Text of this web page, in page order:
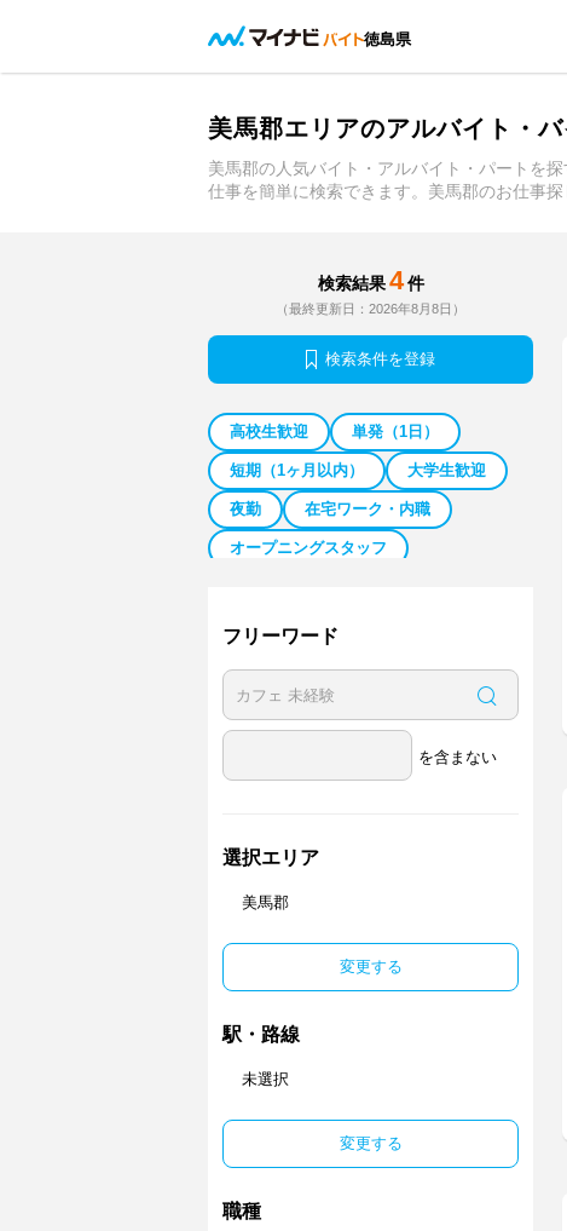
徳島県
美馬郡エリアのアルバイト・
美馬郡の人気バイト・アルバイト・パートを
仕事を簡単に検索できます。美馬郡のお仕事探
検索結果 4 件
（最終更新日：2026年8月8日）
検索条件を登録
高校生歓迎 単発（1日）
短期（1ヶ月以内） 大学生歓迎
夜勤 在宅ワーク・内職
オープニングスタッフ
副業・Ｗワーク歓迎
フリーワード
を含まない
選択エリア
美馬郡
変更する
駅・路線
未選択
変更する
職種